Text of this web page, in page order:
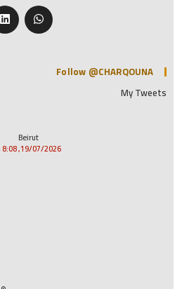
Follow @CHARQOUNA
My Tweets
Beirut
19/07/2026, 8:08 م